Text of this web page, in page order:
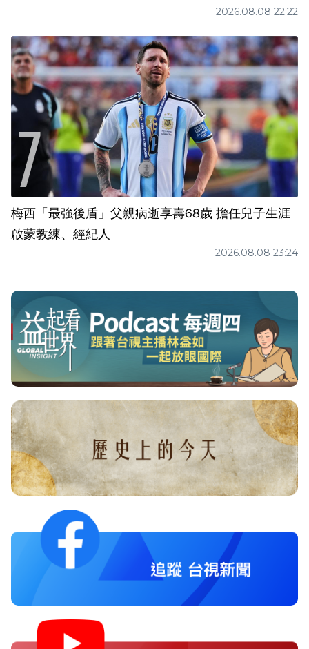
2026.08.08 22:22
梅西「最強後盾」父親病逝享壽68歲 擔任兒子生涯
啟蒙教練、經紀人
2026.08.08 23:24